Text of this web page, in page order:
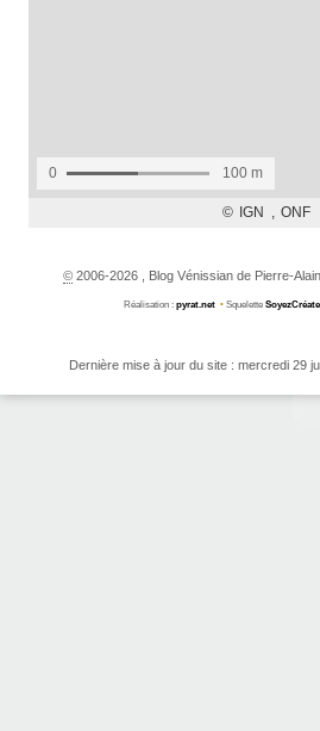
©2006-2026 , Blog Vénissian de Pierre-
Réalisation : pyrat.net • Squelette
Dernière mise à jour du site : mercredi 29